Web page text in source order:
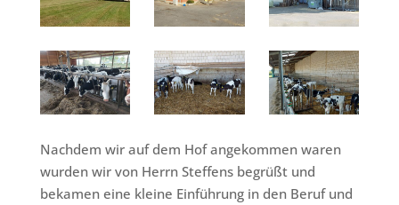
Nachdem wir auf dem Hof angekommen waren
wurden wir von Herrn Steffens begrüßt und
bekamen eine kleine Einführung in den Beruf und